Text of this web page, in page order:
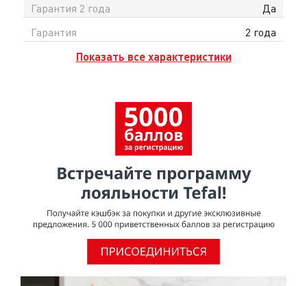
Казахстане и доставка по всему Казахстану.
Гарантия 2 года
Да
Гарантия
2 года
Показать все характеристики